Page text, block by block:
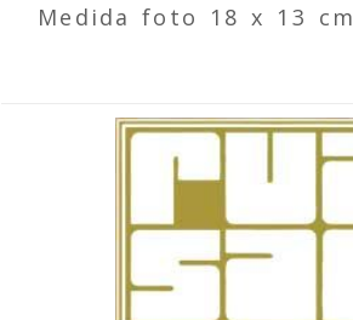
Medida foto 18 x 13 cm